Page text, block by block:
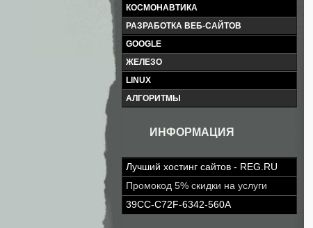
КОСМОНАВТИКА
РАЗРАБОТКА ВЕБ-САЙТОВ
GOOGLE
ЖЕЛЕЗО
LINUX
АЛГОРИТМЫ
ИНФОРМАЦИЯ
Лучший хостинг сайтов - REG.RU
Промокод 5% скидки на услуги
39CC-C72F-6342-560A